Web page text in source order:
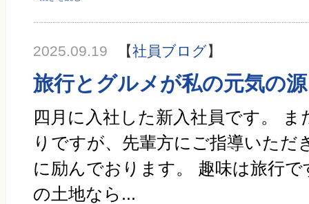
2025.09.19 【社員ブログ】
旅行とグルメが私の元気の
四月に入社した新入社員です。
りですが、先輩方にご指導いただ
に励んでおります。 趣味は旅行
の土地なら...